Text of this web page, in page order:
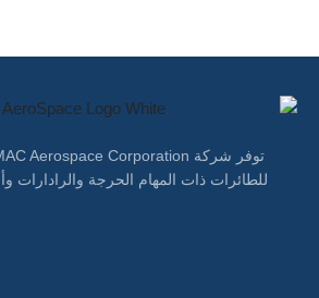
للطائرات ذات المهام الحرجة والرادارات